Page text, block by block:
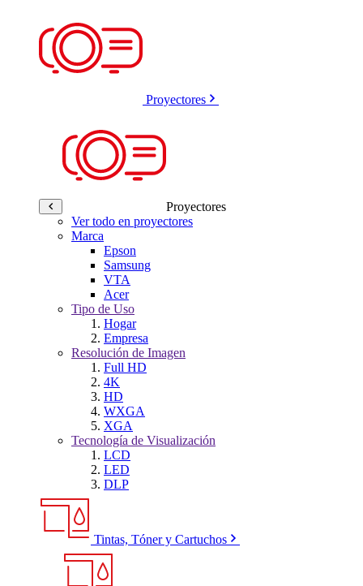
Proyectores
Proyectores
Ver todo en proyectores
Marca
Epson
Samsung
VTA
Acer
Tipo de Uso
Hogar
Empresa
Resolución de Imagen
Full HD
4K
HD
WXGA
XGA
Tecnología de Visualización
LCD
LED
DLP
Tintas, Tóner y Cartuchos